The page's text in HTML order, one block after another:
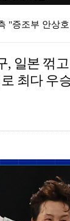
, 일본 꺾
최다 우